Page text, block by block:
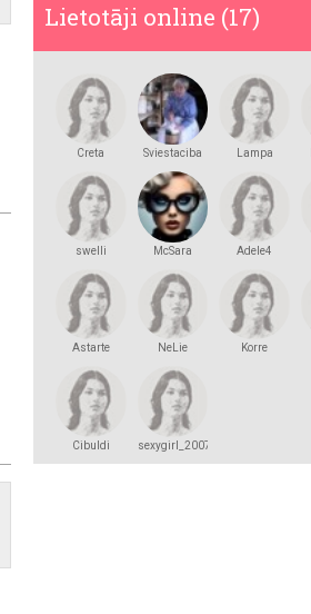
Lietotāji online (17)
Creta Sviestaciba Lampa
swelli McSara Adele4
Astarte NeLie Korre
Cibuldi sexygirl_2007